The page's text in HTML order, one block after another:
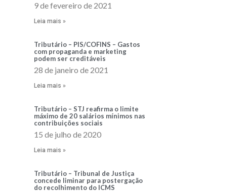
9 de fevereiro de 2021
Leia mais »
Tributário – PIS/COFINS – Gastos
com propaganda e marketing
podem ser creditáveis
28 de janeiro de 2021
Leia mais »
Tributário – STJ reafirma o limite
máximo de 20 salários mínimos nas
contribuições sociais
15 de julho de 2020
Leia mais »
Tributário – Tribunal de Justiça
concede liminar para postergação
do recolhimento do ICMS